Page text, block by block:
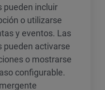
pueden incluir
o utilizarse
y eventos. Las
pueden activarse
o mostrarse
configurable.